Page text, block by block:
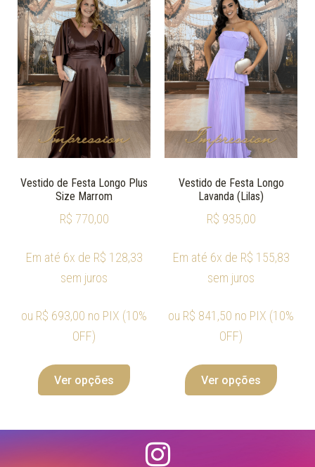
Vestido de Festa Longo Plus
Size Marrom
R$ 770,00
Em até 6x de R$ 128,33
sem juros
ou R$ 693,00 no PIX (10%
OFF)
Ver opções
Vestido de Festa Longo
Lavanda (Lilas)
R$ 935,00
Em até 6x de R$ 155,83
sem juros
ou R$ 841,50 no PIX (10%
OFF)
Ver opções